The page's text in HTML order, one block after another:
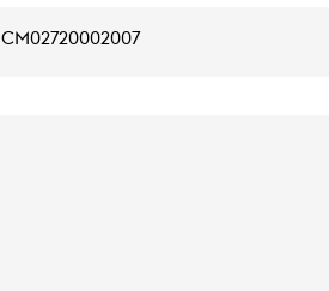
CM02720002007